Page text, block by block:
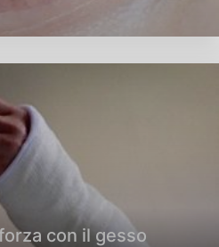
con il gesso